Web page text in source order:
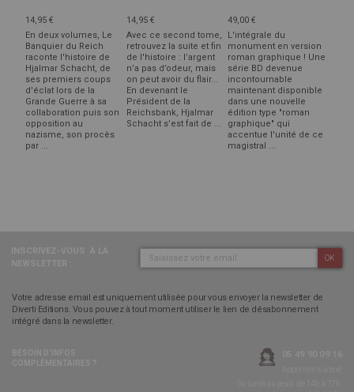
14,95 €
En deux volumes, Le
Banquier du Reich
raconte l'histoire de
Hjalmar Schacht, de
ses premiers coups
d'éclat lors de la
Grande Guerre à sa
collaboration puis son
opposition au
nazisme, son procès
par ...
14,95 €
Avec ce second tome,
retrouvez la suite et fin
de l'histoire : l’argent
n’a pas d’odeur, mais
on peut avoir du flair...
En devenant le
Président de la
Reichsbank, Hjalmar
Schacht s’est fait de ...
49,00 €
L'intégrale du
monument en version
roman graphique ! Une
série BD devenue
incontournable
maintenant disponible
dans une nouvelle
édition type "roman
graphique" qui
accentue l'unité de ce
magistral ...
OK
Votre adresse email est uniquement utilisée pour vous envoyer la newsletter de
Diverti Editions. Vous pouvez à tout moment utiliser le lien de désabonnement
intégré dans la newsletter.